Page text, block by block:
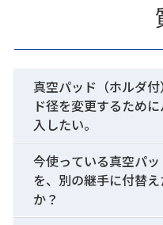
真空パッド（ホルダ
ド径を変更するため
入したい。
今使っている真空パ
を、別の継手に付替
か？